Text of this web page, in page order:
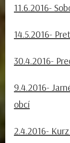
11.6.2016-
14.5.2016-
30.4.2016-
9.4.2016-
obcí
2.4.2016-